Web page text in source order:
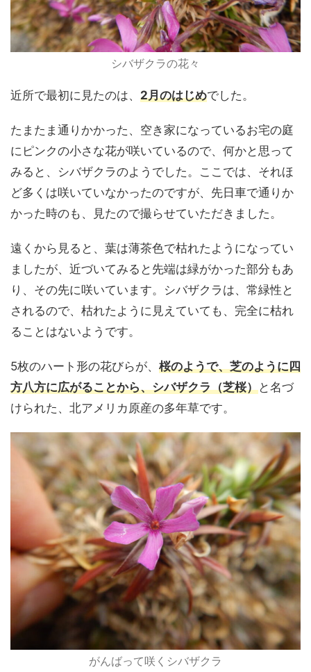
シバザクラの花々
近所で最初に見たのは、 2月のはじめでした。
たまたま通りかかった、空き家になっているお宅の庭
にピンクの小さな花が咲いているので、何かと思って
みると、シバザクラのようでした。ここでは、それほ
ど多くは咲いていなかったのですが、先日車で通りか
かった時のも、見たので撮らせていただきました。
遠くから見ると、葉は薄茶色で枯れたようになってい
ましたが、近づいてみると先端は緑がかった部分もあ
り、その先に咲いています。シバザクラは、常緑性と
されるので、枯れたように見えていても、完全に枯れ
ることはないようです。
5枚のハート形の花びらが、 桜のようで、芝のように四
方八方に広がることから、シバザクラ（芝桜）と名づ
けられた、北アメリカ原産の多年草です。
がんばって咲くシバザクラ